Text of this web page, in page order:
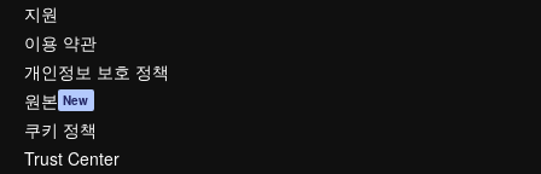
지원
이용 약관
개인정보 보호 정책
원본 New
쿠키 정책
Trust Center